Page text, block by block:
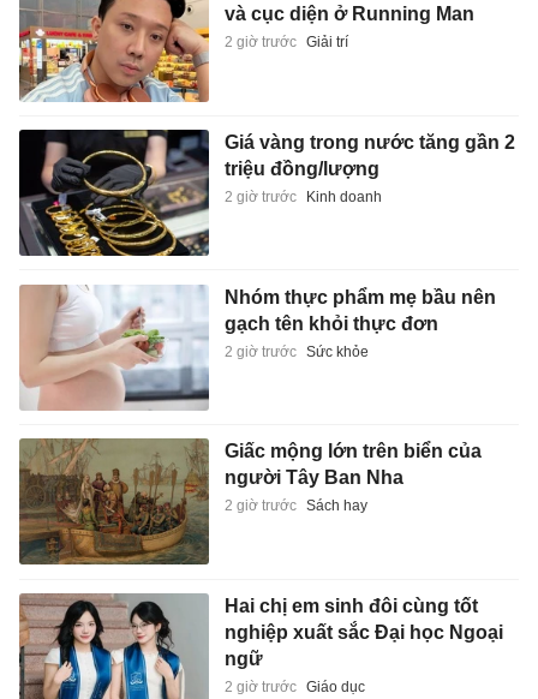
và cục diện ở Running Man
2 giờ trước Giải trí
Giá vàng trong nước tăng gần 2
triệu đồng/lượng
2 giờ trước Kinh doanh
Nhóm thực phẩm mẹ bầu nên
gạch tên khỏi thực đơn
2 giờ trước Sức khỏe
Giấc mộng lớn trên biển của
người Tây Ban Nha
2 giờ trước Sách hay
Hai chị em sinh đôi cùng tốt
nghiệp xuất sắc Đại học Ngoại
ngữ
2 giờ trước Giáo dục